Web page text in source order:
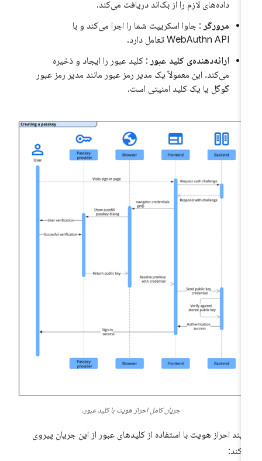
داده‌های لازم را از بک‌اند دریافت می‌کند.
مرورگر: جاوا اسکریپت شما را اجرا می‌کند و با
WebAuthn API تعامل دارد.
ارائه‌دهنده‌ی کلید عبور: کلید عبور را ایجاد و ذخیره
می‌کند. این معمولاً یک مدیر رمز عبور مانند مدیر رمز عبور
گوگل یا یک کلید امنیتی است.
جریان کامل احراز هویت با کلید عبور.
احراز هویت با استفاده از کلیدهای عبور از این جریان پیروی